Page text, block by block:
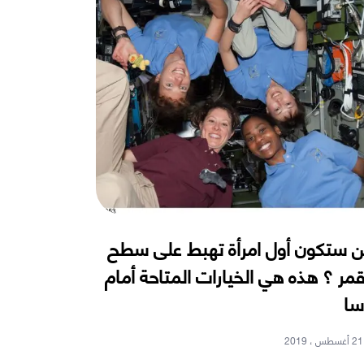
ستكون أول امرأة تهبط على سطح
؟ هذه هي الخيارات المتاحة أمام
21 أغسطس ، 2019